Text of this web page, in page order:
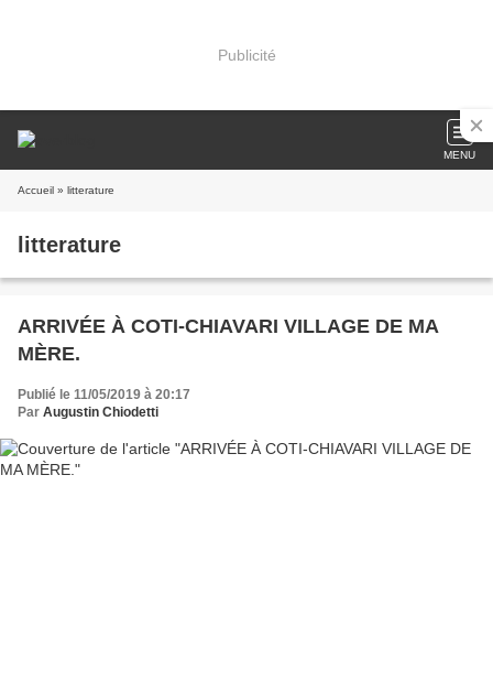
Publicité
MENU
Accueil » litterature
litterature
ARRIVÉE À COTI-CHIAVARI VILLAGE DE MA
MÈRE.
Publié le 11/05/2019 à 20:17
Par Augustin Chiodetti